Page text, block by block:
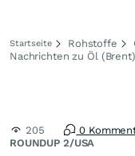
Startseite Rohstoffe
Nachrichten zu Öl (Brent)
ROUNDUP 2/USA
205 0